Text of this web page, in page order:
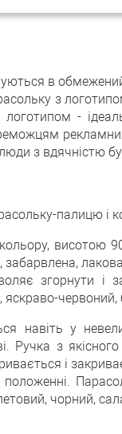
в
з
-
з вдячністю
палицю і
висотою
згорнути і
червоний,
навіть у
Ручка з
і
чорний,